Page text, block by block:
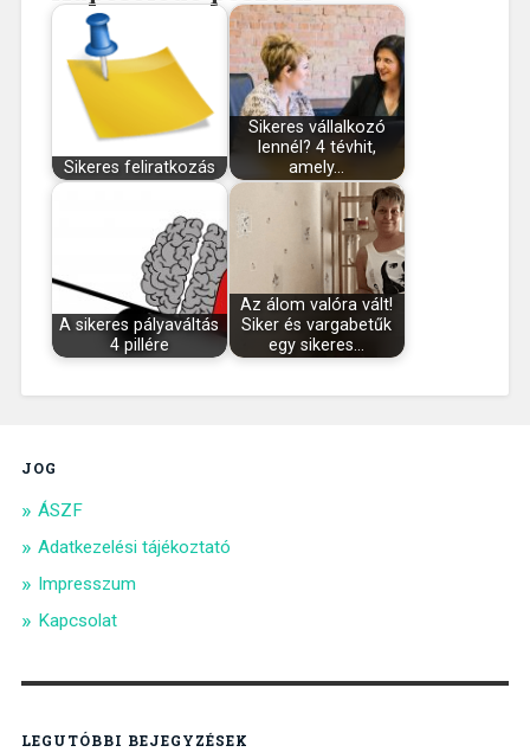
Sikeres feliratkozás
Sikeres vállalkozó
lennél? 4 tévhit,
amely…
A sikeres pályaváltás
4 pillére
Az álom valóra vált!
Siker és vargabetűk
egy sikeres…
JOG
ÁSZF
Adatkezelési tájékoztató
Impresszum
Kapcsolat
LEGUTÓBBI BEJEGYZÉSEK